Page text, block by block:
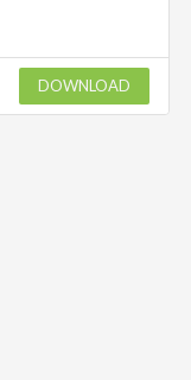
DOWNLOAD